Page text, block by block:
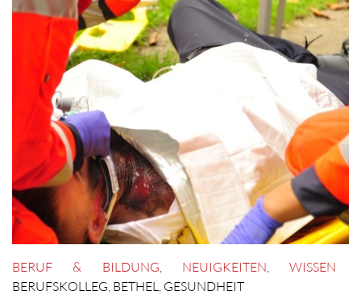
BERUF & BILDUNG NEUIGKEITEN
WISSEN
BERUFSKOLLEG BETHEL GESUNDHEIT